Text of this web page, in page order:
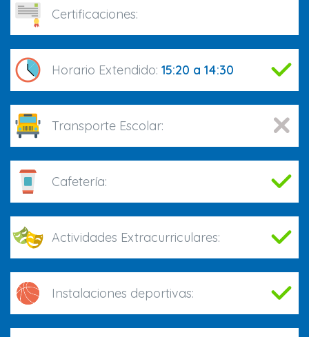
Certificaciones:
Horario Extendido: 15:20 a 14:30
Transporte Escolar:
Cafetería:
Actividades Extracurriculares:
Instalaciones deportivas: